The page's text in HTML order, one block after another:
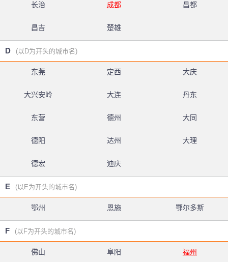
长治 成都 昌都
昌吉 楚雄
D (以D为开头的城市名)
东莞 定西 大庆
大兴安岭 大连 丹东
东营 德州 大同
德阳 达州 大理
德宏 迪庆
E (以E为开头的城市名)
鄂州 恩施 鄂尔多斯
F (以F为开头的城市名)
佛山 阜阳 福州